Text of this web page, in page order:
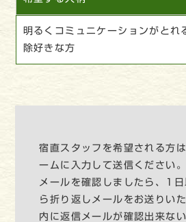
明るくコミュニケーションがとれ
除好きな方
宿直スタッフを希望される方
ームに入力して送信ください。
メールを確認しましたら、1
ら折り返しメールをお送りい
内に返信メールが確認出来な